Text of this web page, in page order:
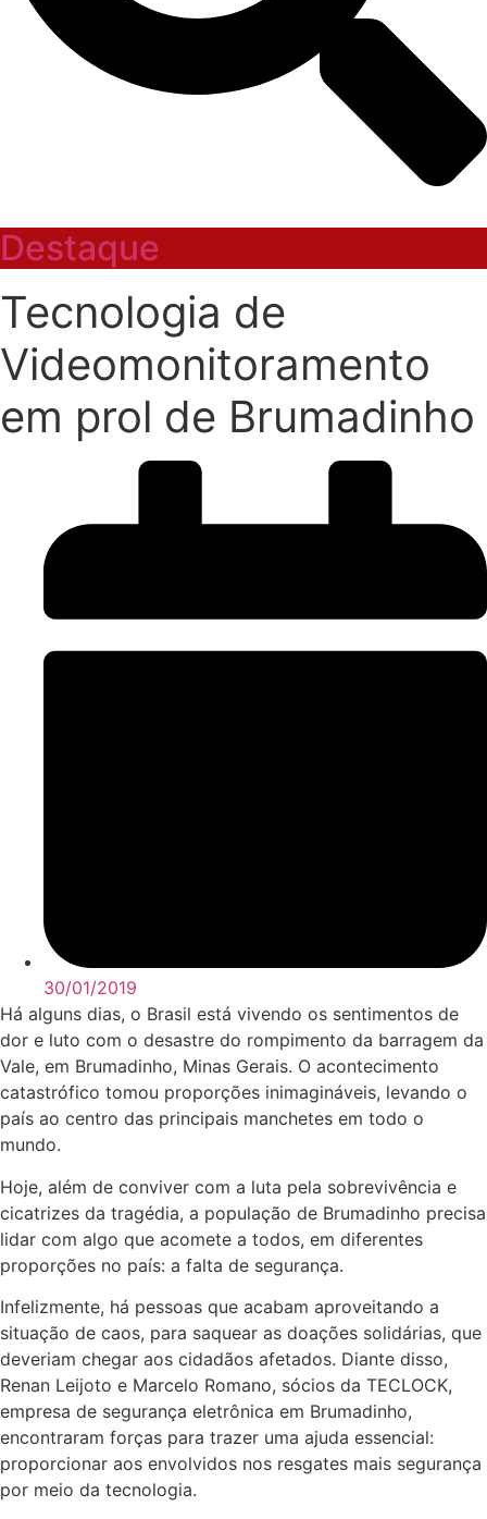
Destaque
Tecnologia de
Videomonitoramento
em prol de Brumadinho
30/01/2019
Há alguns dias, o Brasil está vivendo os sentimentos de
dor e luto com o desastre do rompimento da barragem da
Vale, em Brumadinho, Minas Gerais. O acontecimento
catastrófico tomou proporções inimagináveis, levando o
país ao centro das principais manchetes em todo o
mundo.
Hoje, além de conviver com a luta pela sobrevivência e
cicatrizes da tragédia, a população de Brumadinho precisa
lidar com algo que acomete a todos, em diferentes
proporções no país: a falta de segurança.
Infelizmente, há pessoas que acabam aproveitando a
situação de caos, para saquear as doações solidárias, que
deveriam chegar aos cidadãos afetados. Diante disso,
Renan Leijoto e Marcelo Romano, sócios da TECLOCK,
empresa de segurança eletrônica em Brumadinho,
encontraram forças para trazer uma ajuda essencial:
proporcionar aos envolvidos nos resgates mais segurança
por meio da tecnologia.